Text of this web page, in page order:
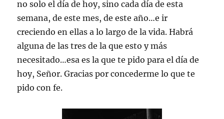
no solo el día de hoy, sino cada día de esta
semana, de este mes, de este año…e ir
creciendo en ellas a lo largo de la vida. Habrá
alguna de las tres de la que esto y más
necesitado…esa es la que te pido para el día de
hoy, Señor. Gracias por concederme lo que te
pido con fe.